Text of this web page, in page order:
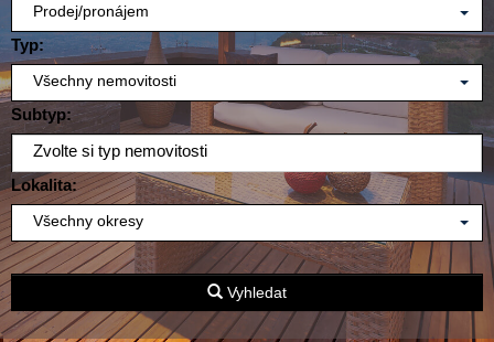
Prodej/pronájem
Typ:
Všechny nemovitosti
Subtyp:
Zvolte si typ nemovitosti
Lokalita:
Všechny okresy
Vyhledat